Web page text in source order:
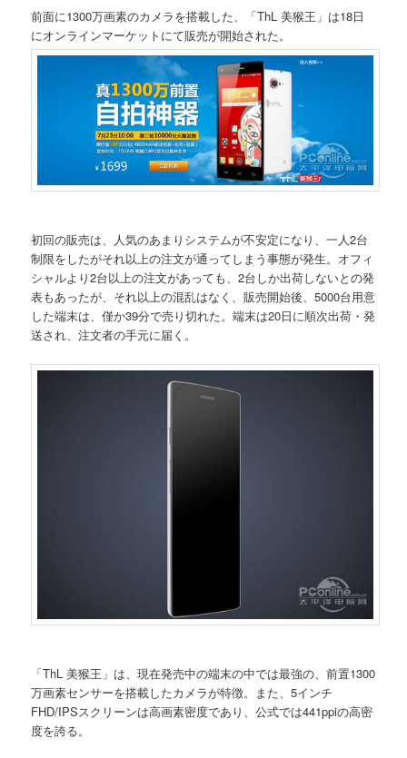
前面に1300万画素のカメラを搭載した、「ThL 美猴王」は18日
にオンラインマーケットにて販売が開始された。
初回の販売は、人気のあまりシステムが不安定になり、一人2台
制限をしたがそれ以上の注文が通ってしまう事態が発生。オフィ
シャルより2台以上の注文があっても、2台しか出荷しないとの発
表もあったが、それ以上の混乱はなく、販売開始後、5000台用意
した端末は、僅か39分で売り切れた。端末は20日に順次出荷・発
送され、注文者の手元に届く。
「ThL 美猴王」は、現在発売中の端末の中では最強の、前置1300
万画素センサーを搭載したカメラが特徴。また、5インチ
FHD/IPSスクリーンは高画素密度であり、公式では441ppiの高密
度を誇る。